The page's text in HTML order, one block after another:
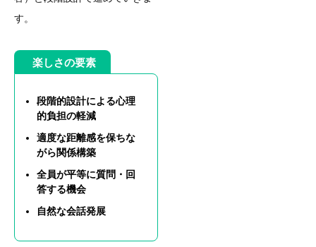
す。
楽しさの要素
段階的設計による心理
的負担の軽減
適度な距離感を保ちな
がら関係構築
全員が平等に質問・回
答する機会
自然な会話発展